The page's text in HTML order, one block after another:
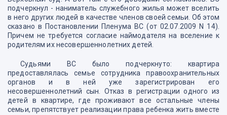
подчеркнул - наниматель служебного жилья может вселить
в него других людей в качестве членов своей семьи. Об этом
сказано в Постановлении Пленума ВС (от 02.07.2009 N 14).
Причем не требуется согласие наймодателя на вселение к
родителям их несовершеннолетних детей.
Судьями ВС было подчеркнуто: квартира
предоставлялась семье сотрудника правоохранительных
органов и в ней уже зарегистрирован его
несовершеннолетний сын. Отказ в регистрации одного из
детей в квартире, где проживают все остальные члены
семьи, препятствует реализации права ребенка жить вместе